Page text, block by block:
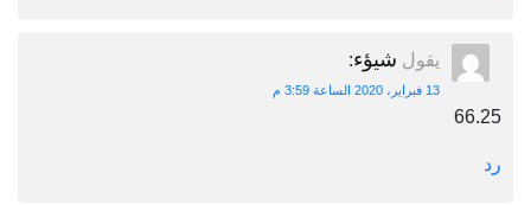
يقول شيؤء:
13 فبراير، 2020 الساعة 3:59 م
66.25
رد